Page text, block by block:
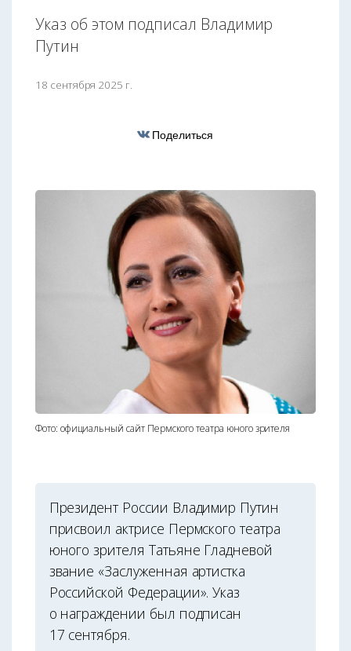
Указ об этом подписал Владимир
Путин
18 сентября 2025 г.
Поделиться
Фото: официальный сайт Пермского театра юного зрителя
Президент России Владимир Путин
присвоил актрисе Пермского театра
юного зрителя Татьяне Гладневой
звание «Заслуженная артистка
Российской Федерации». Указ
о награждении был подписан
17 сентября.